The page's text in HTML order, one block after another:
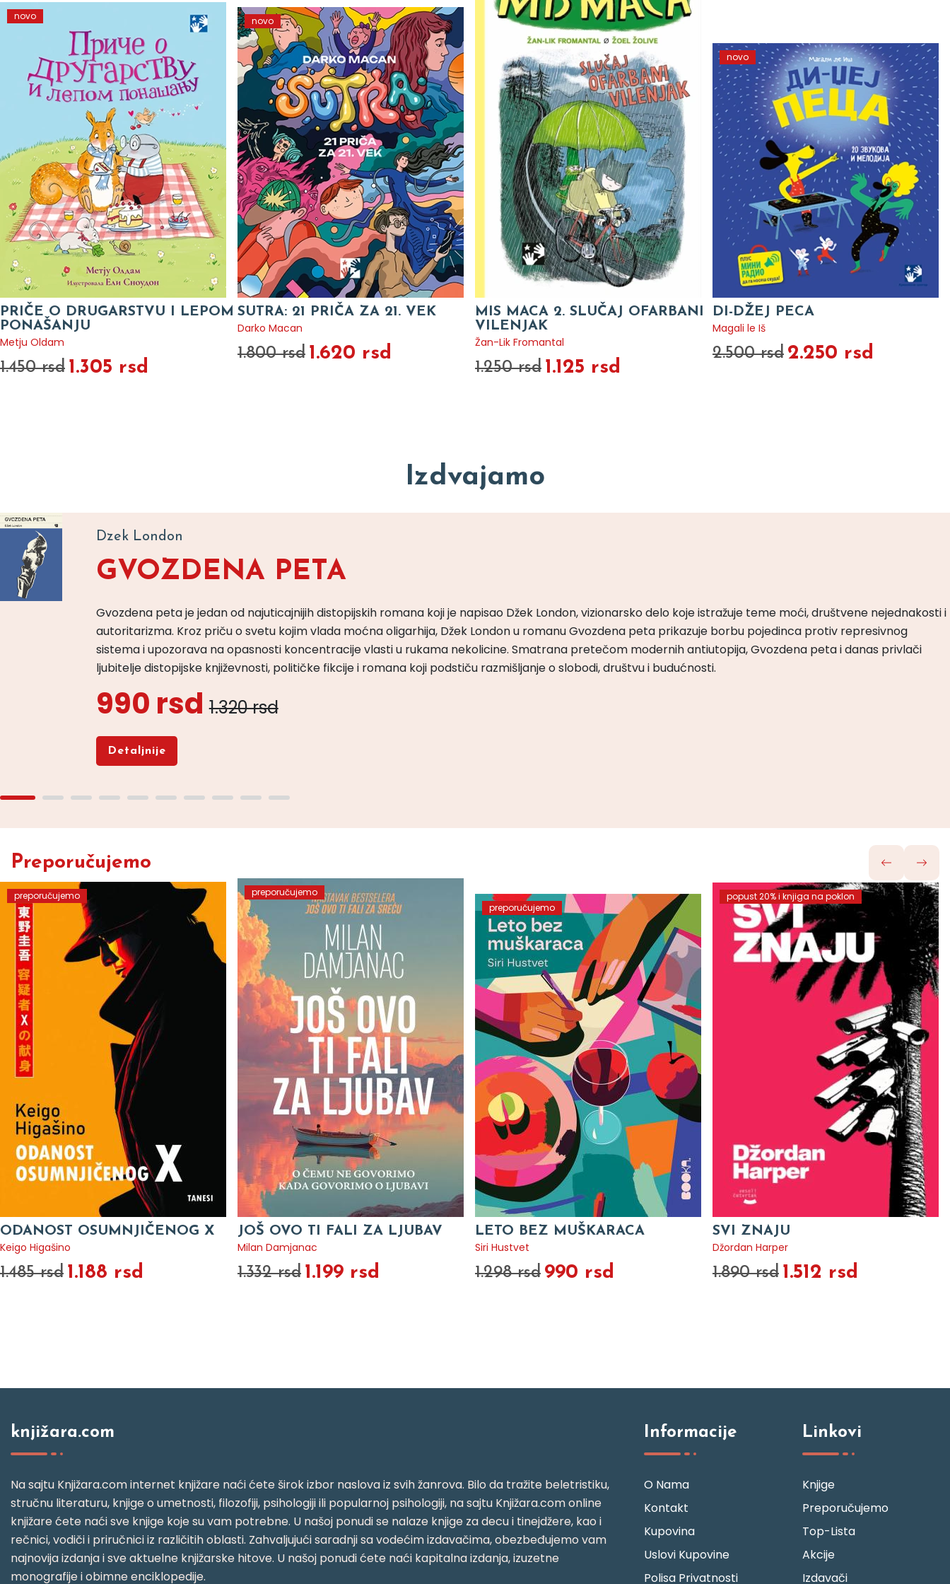
novo
PRIČE O DRUGARSTVU I LEPOM
PONAŠANJU
Metju Oldam
1.450 rsd 1.305 rsd
novo
SUTRA: 21 PRIČA ZA 21. VEK
Darko Macan
1.800 rsd 1.620 rsd
MIS MACA 2. SLUČAJ OFARBANI
VILENJAK
Žan-Lik Fromantal
1.250 rsd 1.125 rsd
novo
DI-DŽEJ PECA
Magali le Iš
2.500 rsd 2.250 rsd
Izdvajamo
Dzek London
GVOZDENA PETA
Gvozdena peta je jedan od najuticajnijih distopijskih romana koji je napisao Džek London, vizionarsko delo koje istražuje teme moći, društvene nejednakosti i
autoritarizma. Kroz priču o svetu kojim vlada moćna oligarhija, Džek London u romanu Gvozdena peta prikazuje borbu pojedinca protiv represivnog
sistema i upozorava na opasnosti koncentracije vlasti u rukama nekolicine. Smatrana pretečom modernih antiutopija, Gvozdena peta i danas privlači
ljubitelje distopijske književnosti, političke fikcije i romana koji podstiču razmišljanje o slobodi, društvu i budućnosti.
990 rsd 1.320 rsd
Detaljnije
Preporučujemo
preporučujemo
ODANOST OSUMNJIČENOG X
Keigo Higašino
1.485 rsd 1.188 rsd
preporučujemo
JOŠ OVO TI FALI ZA LJUBAV
Milan Damjanac
1.332 rsd 1.199 rsd
preporučujemo
LETO BEZ MUŠKARACA
Siri Hustvet
1.298 rsd 990 rsd
popust 20% i knjiga na poklon
SVI ZNAJU
Džordan Harper
1.890 rsd 1.512 rsd
knjižara.com
Na sajtu Knjižara.com internet knjižare naći ćete širok izbor naslova iz svih žanrova. Bilo da tražite beletristiku,
stručnu literaturu, knjige o umetnosti, filozofiji, psihologiji ili popularnoj psihologiji, na sajtu Knjižara.com online
knjižare ćete naći sve knjige koje su vam potrebne. U našoj ponudi se nalaze knjige za decu i tinejdžere, kao i
rečnici, vodiči i priručnici iz različitih oblasti. Zahvaljujući saradnji sa vodećim izdavačima, obezbeđujemo vam
najnovija izdanja i sve aktuelne knjižarske hitove. U našoj ponudi ćete naći kapitalna izdanja, izuzetne
monografije i obimne enciklopedije.
Informacije
O Nama
Kontakt
Kupovina
Uslovi Kupovine
Polisa Privatnosti
Linkovi
Knjige
Preporučujemo
Top-Lista
Akcije
Izdavači